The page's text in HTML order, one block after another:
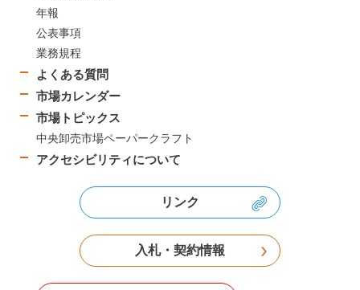
年報
公表事項
業務規程
よくある質問
市場カレンダー
市場トピックス
中央卸売市場ペーパークラフト
アクセシビリティについて
リンク
入札・契約情報